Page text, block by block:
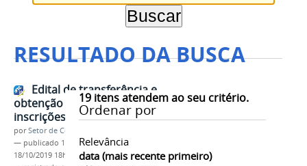
RESULTADO DA BUSCA
19itens atendem ao seu critério.
Ordenar por
Relevância
data (mais recente primeiro)
Edital de transferência e
obtenção de novo título –
inscrições deferidas
porSetor de Comunicação
— publicado 18/10/2019—última modificação
18/10/2019 18h14